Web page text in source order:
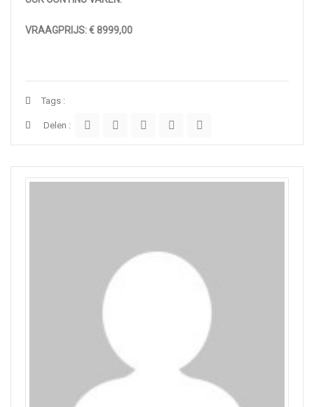
VRAAGPRIJS: € 8999,00
Tags :
Delen :